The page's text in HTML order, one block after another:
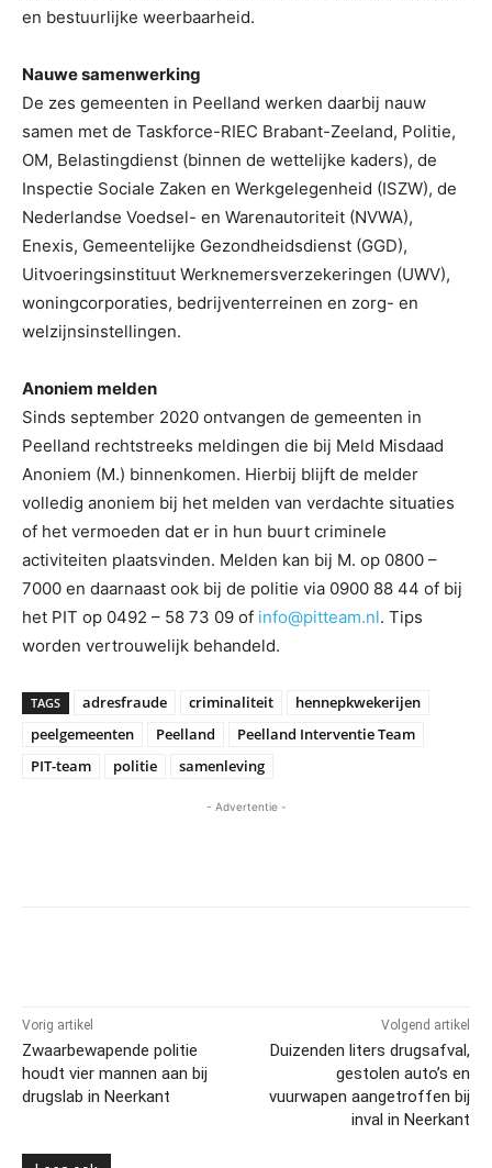
en bestuurlijke weerbaarheid.
Nauwe samenwerking
De zes gemeenten in Peelland werken daarbij nauw
samen met de Taskforce-RIEC Brabant-Zeeland, Politie,
OM, Belastingdienst (binnen de wettelijke kaders), de
Inspectie Sociale Zaken en Werkgelegenheid (ISZW), de
Nederlandse Voedsel- en Warenautoriteit (NVWA),
Enexis, Gemeentelijke Gezondheidsdienst (GGD),
Uitvoeringsinstituut Werknemersverzekeringen (UWV),
woningcorporaties, bedrijventerreinen en zorg- en
welzijnsinstellingen.
Anoniem melden
Sinds september 2020 ontvangen de gemeenten in
Peelland rechtstreeks meldingen die bij Meld Misdaad
Anoniem (M.) binnenkomen. Hierbij blijft de melder
volledig anoniem bij het melden van verdachte situaties
of het vermoeden dat er in hun buurt criminele
activiteiten plaatsvinden. Melden kan bij M. op 0800 –
7000 en daarnaast ook bij de politie via 0900 88 44 of bij
het PIT op 0492 – 58 73 09 of info@pitteam.nl. Tips
worden vertrouwelijk behandeld.
TAGS adresfraude criminaliteit
hennepkwekerijen
peelgemeenten
Peelland
Peelland Interventie Team
PIT-team
politie samenleving
- Advertentie -
Vorig artikel
Zwaarbewapende politie
houdt vier mannen aan bij
drugslab in Neerkant
Volgend artikel
Duizenden liters drugsafval,
gestolen auto’s en
vuurwapen aangetroffen bij
inval in Neerkant